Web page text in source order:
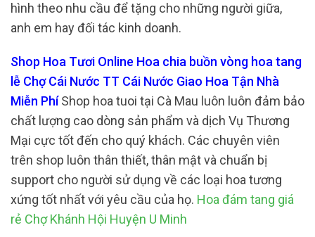
hình theo nhu cầu để tặng cho những người giữa,
anh em hay đối tác kinh doanh.
Shop Hoa Tươi Online Hoa chia buồn vòng hoa tang
lễ Chợ Cái Nước TT Cái Nước Giao Hoa Tận Nhà
Miễn PhíShop hoa tuoi tại Cà Mau luôn luôn đảm bảo
chất lượng cao dòng sản phẩm và dịch Vụ Thương
Mại cực tốt đến cho quý khách. Các chuyên viên
trên shop luôn thân thiết, thân mật và chuẩn bị
support cho người sử dụng về các loại hoa tương
xứng tốt nhất với yêu cầu của họ. Hoa đám tang giá
rẻ Chợ Khánh Hội Huyện U Minh